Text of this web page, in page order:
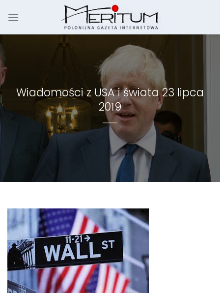
Wiadomości z USA i świata 23 lipca
2019